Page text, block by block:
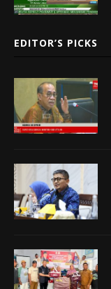
EDITOR’S PICKS